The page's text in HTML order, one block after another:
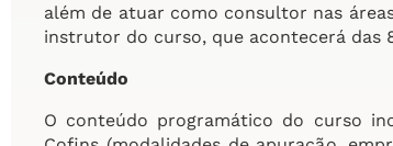
além de atuar como consultor nas
instrutor do curso, que acontecerá das
Conteúdo
O conteúdo programático do curso